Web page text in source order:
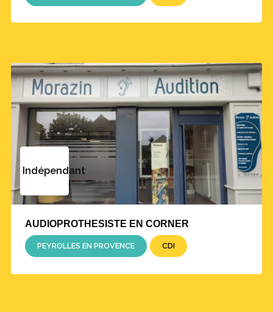
Indépendant
AUDIOPROTHESISTE EN CORNER
PEYROLLES EN PROVENCE CDI